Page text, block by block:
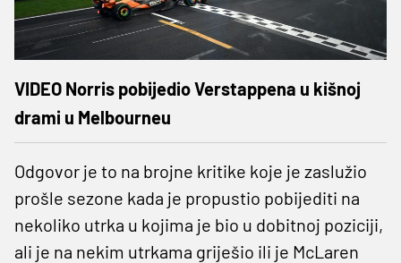
VIDEO Norris pobijedio Verstappena u kišnoj
drami u Melbourneu
Odgovor je to na brojne kritike koje je zaslužio
prošle sezone kada je propustio pobijediti na
nekoliko utrka u kojima je bio u dobitnoj poziciji,
ali je na nekim utrkama griješio ili je McLaren